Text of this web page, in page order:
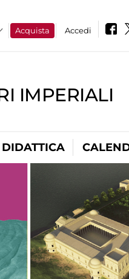
Acquista Accedi
IMPERIALI
DIDATTICA